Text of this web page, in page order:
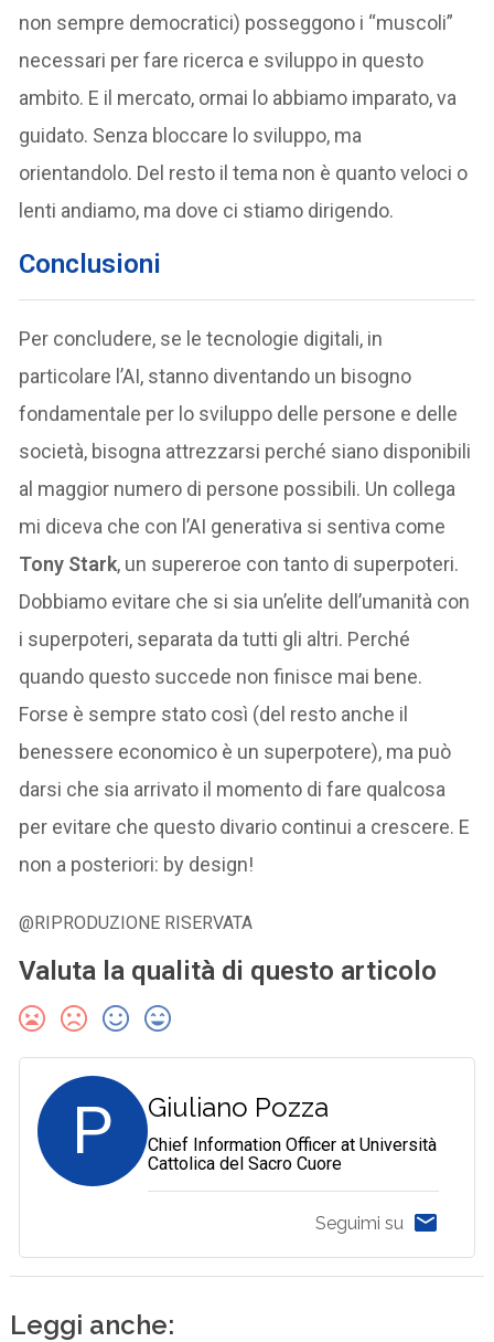
non sempre democratici) posseggono i “muscoli”
necessari per fare ricerca e sviluppo in questo
ambito. E il mercato, ormai lo abbiamo imparato, va
guidato. Senza bloccare lo sviluppo, ma
orientandolo. Del resto il tema non è quanto veloci o
lenti andiamo, ma dove ci stiamo dirigendo.
Conclusioni
Per concludere, se le tecnologie digitali, in
particolare l’AI, stanno diventando un bisogno
fondamentale per lo sviluppo delle persone e delle
società, bisogna attrezzarsi perché siano disponibili
al maggior numero di persone possibili. Un collega
mi diceva che con l’AI generativa si sentiva come
Tony Stark, un supereroe con tanto di superpoteri.
Dobbiamo evitare che si sia un’elite dell’umanità con
i superpoteri, separata da tutti gli altri. Perché
quando questo succede non finisce mai bene.
Forse è sempre stato così (del resto anche il
benessere economico è un superpotere), ma può
darsi che sia arrivato il momento di fare qualcosa
per evitare che questo divario continui a crescere. E
non a posteriori: by design!
@RIPRODUZIONE RISERVATA
Valuta la qualità di questo articolo
P Giuliano Pozza
Chief Information Officer at Università
Cattolica del Sacro Cuore
Seguimi su
Leggi anche: